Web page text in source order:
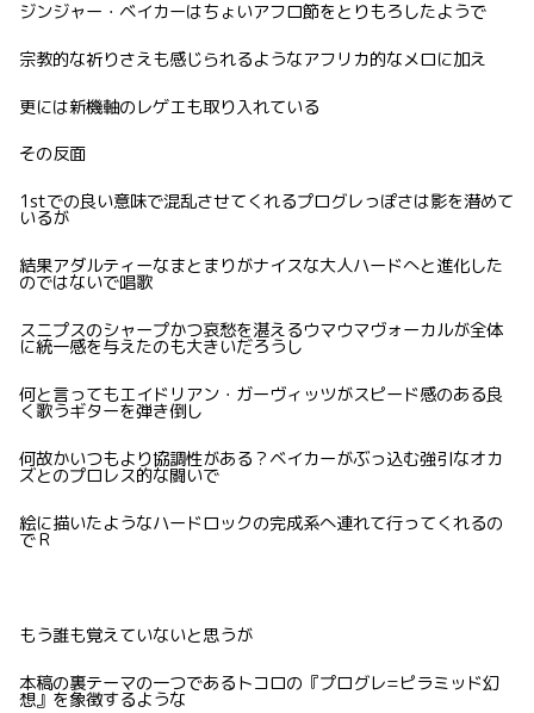
ジンジャー・ベイカーはちょいアフロ節をとりもろしたようで
宗教的な祈りさえも感じられるようなアフリカ的なメロに加え
更には新機軸のレゲエも取り入れている
その反面
1stでの良い意味で混乱させてくれるプログレっぽさは影を潜めて
いるが
結果アダルティーなまとまりがナイスな大人ハードへと進化した
のではないで唱歌
スニプスのシャープかつ哀愁を湛えるウマウマヴォーカルが全体
に統一感を与えたのも大きいだろうし
何と言ってもエイドリアン・ガーヴィッツがスピード感のある良
く歌うギターを弾き倒し
何故かいつもより協調性がある？ベイカーがぶっ込む強引なオカ
ズとのプロレス的な闘いで
絵に描いたようなハードロックの完成系へ連れて行ってくれるの
でＲ
もう誰も覚えていないと思うが
本稿の裏テーマの一つであるトコロの『プログレ=ピラミッド幻
想』を象徴するような